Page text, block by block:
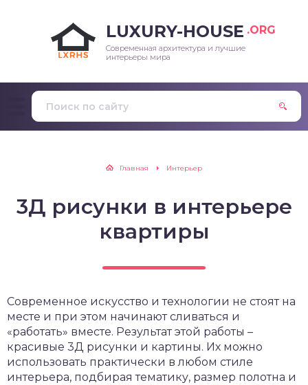
LUXURY-HOUSE .ORG
Современная архитектура и лучшие
интерьеры мира
Главная Интерьер
3Д рисунки в интерьере
квартиры
Современное искусство и технологии не стоят на
месте и при этом начинают сливаться и
«работать» вместе. Результат этой работы –
красивые 3Д рисунки и картины. Их можно
использовать практически в любом стиле
интерьера, подбирая тематику, размер полотна и